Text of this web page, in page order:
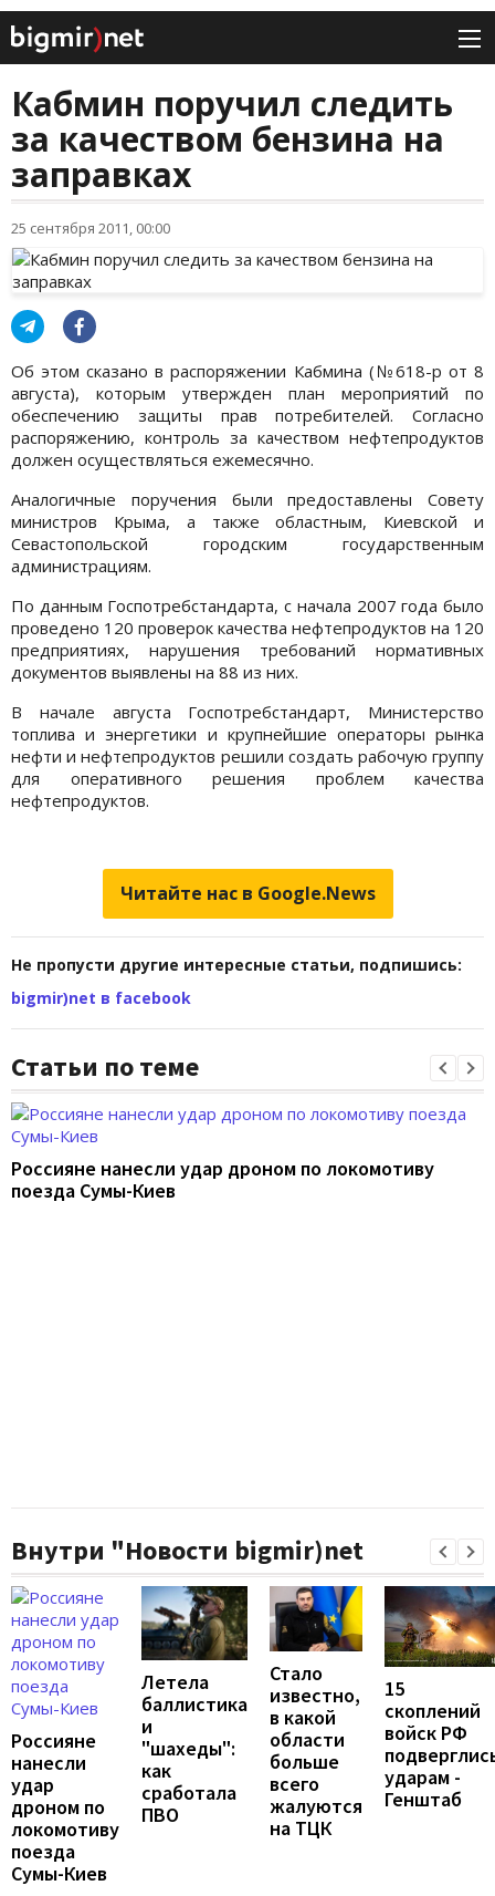
Кабмин поручил следить
за качеством бензина на
заправках
25 сентября 2011, 00:00
Об этом сказано в распоряжении Кабмина (№618-р от 8
августа), которым утвержден план мероприятий по
обеспечению защиты прав потребителей. Согласно
распоряжению, контроль за качеством нефтепродуктов
должен осуществляться ежемесячно.
Аналогичные поручения были предоставлены Совету
министров Крыма, а также областным, Киевской и
Севастопольской городским государственным
администрациям.
По данным Госпотребстандарта, с начала 2007 года было
проведено 120 проверок качества нефтепродуктов на 120
предприятиях, нарушения требований нормативных
документов выявлены на 88 из них.
В начале августа Госпотребстандарт, Министерство
топлива и энергетики и крупнейшие операторы рынка
нефти и нефтепродуктов решили создать рабочую группу
для оперативного решения проблем качества
нефтепродуктов.
Читайте нас в Google.News
Не пропусти другие интересные статьи, подпишись:
bigmir)net в facebook
Статьи по теме
Россияне нанесли удар дроном по локомотиву
поезда Сумы-Киев
Внутри "Новости bigmir)net
Россияне
нанесли
удар
дроном по
локомотиву
поезда
Сумы-Киев
Летела
баллистика
и
"шахеды":
как
сработала
ПВО
Стало
известно,
в какой
области
больше
всего
жалуются
на ТЦК
15
скоплений
войск РФ
ударам -
Генштаб